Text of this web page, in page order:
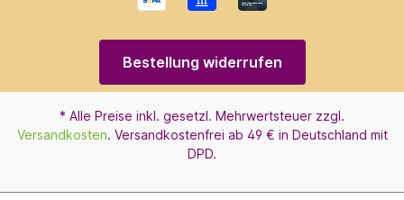
Bestellung widerrufen
* Alle Preise inkl. gesetzl. Mehrwertsteuer zzgl.
Versandkosten. Versandkostenfrei ab 49 € in Deutschland mit
DPD.